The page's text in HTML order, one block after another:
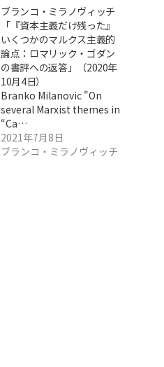
ブランコ・ミラノヴィッチ
「『資本主義だけ残った』
いくつかのマルクス主義的
論点：ロマリック・ゴダン
の書評への返答」（2020年
10月4日）
Branko Milanovic "On
several Marxist themes in
“Ca…
2021年7月8日
ブランコ・ミラノヴィッチ